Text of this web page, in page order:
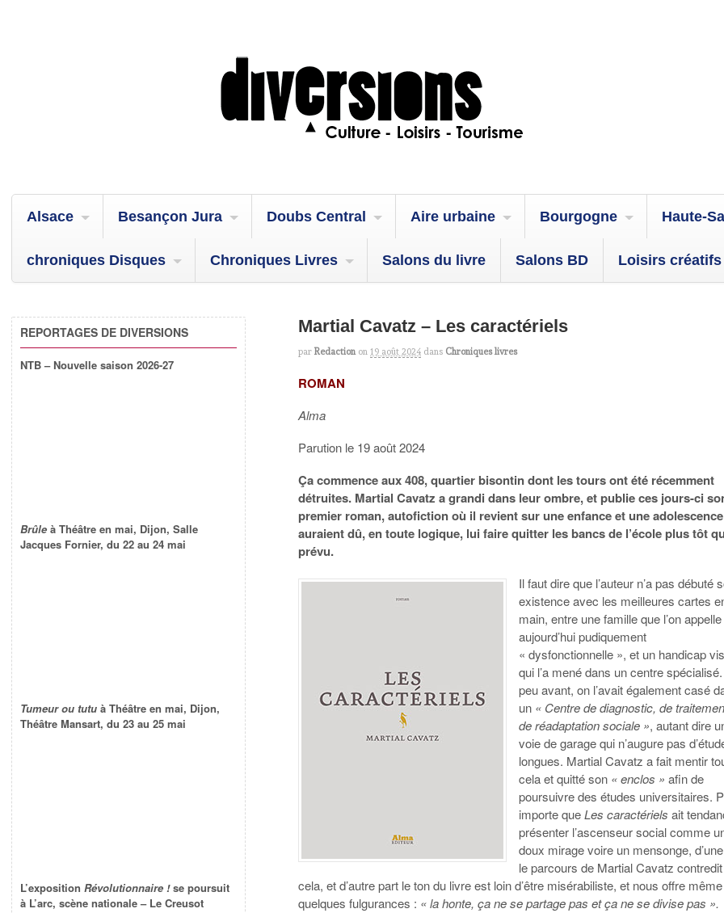
Alsace Besançon Jura Doubs Central Aire urbaine Bourgogne Haute-
chroniques Disques Chroniques Livres Salons du livre Salons BD Loisirs créatifs
Martial Cavatz – Les caractériels
par Redaction on 19 août 2024 dans Chroniques livres
ROMAN
Alma
Parution le 19 août 2024
Ça commence aux 408, quartier bisontin dont les tours ont été récemment
détruites. Martial Cavatz a grandi dans leur ombre, et publie ces jours-ci
premier roman, autofiction où il revient sur une enfance et une
auraient dû, en toute logique, lui faire quitter les bancs de l’école plus tôt
prévu.
Il faut dire que l’auteur n’a pas débuté
existence avec les meilleures cartes
main, entre une famille que l’on appelle
aujourd’hui pudiquement
« dysfonctionnelle », et un handicap
qui l’a mené dans un centre
peu avant, on l’avait également casé
un « Centre de diagnostic, de
de réadaptation sociale », autant dire
voie de garage qui n’augure pas
longues. Martial Cavatz a fait mentir
cela et quitté son « enclos » afin de
poursuivre des études universitaires.
importe queLes caractériels ait
présenter l’ascenseur social comme
doux mirage voire un mensonge,
le parcours de Martial Cavatz contredit
cela, et d’autre part le ton du livre est loin d’être misérabiliste, et nous offre même
quelques fulgurances : « la honte, ça ne se partage pas et ça ne se divise pas ».
REPORTAGES DE DIVERSIONS
NTB – Nouvelle saison 2026-27
Brûle à Théâtre en mai, Dijon, Salle
Jacques Fornier, du 22 au 24 mai
Tumeur ou tutu à Théâtre en mai, Dijon,
Théâtre Mansart, du 23 au 25 mai
L’exposition Révolutionnaire !se poursuit
à L’arc, scène nationale – Le Creusot